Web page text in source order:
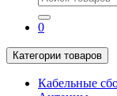
0
Категории товаров
Кабельные